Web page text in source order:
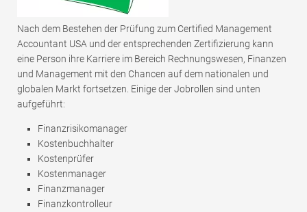
Nach dem Bestehen der Prüfung zum Certified Management
Accountant USA und der entsprechenden Zertifizierung kann
eine Person ihre Karriere im Bereich Rechnungswesen, Finanzen
und Management mit den Chancen auf dem nationalen und
globalen Markt fortsetzen. Einige der Jobrollen sind unten
aufgeführt:
Finanzrisikomanager
Kostenbuchhalter
Kostenprüfer
Kostenmanager
Finanzmanager
Finanzkontrolleur